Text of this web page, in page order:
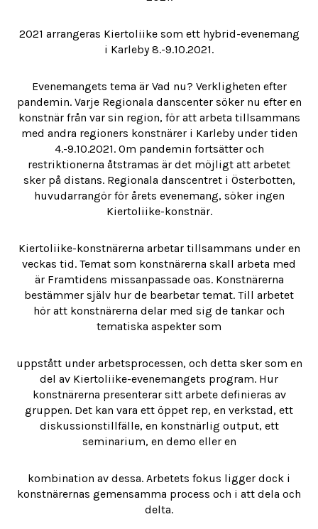
2021 arrangeras Kiertoliike som ett hybrid-evenemang
i Karleby 8.-9.10.2021.
Evenemangets tema är Vad nu? Verkligheten efter
pandemin. Varje Regionala danscenter söker nu efter en
konstnär från var sin region, för att arbeta tillsammans
med andra regioners konstnärer i Karleby under tiden
4.-9.10.2021. Om pandemin fortsätter och
restriktionerna åtstramas är det möjligt att arbetet
sker på distans. Regionala danscentret i Österbotten,
huvudarrangör för årets evenemang, söker ingen
Kiertoliike-konstnär.
Kiertoliike-konstnärerna arbetar tillsammans under en
veckas tid. Temat som konstnärerna skall arbeta med
är Framtidens missanpassade oas. Konstnärerna
bestämmer själv hur de bearbetar temat. Till arbetet
hör att konstnärerna delar med sig de tankar och
tematiska aspekter som
uppstått under arbetsprocessen, och detta sker som en
del av Kiertoliike-evenemangets program. Hur
konstnärerna presenterar sitt arbete definieras av
gruppen. Det kan vara ett öppet rep, en verkstad, ett
diskussionstillfälle, en konstnärlig output, ett
seminarium, en demo eller en
kombination av dessa. Arbetets fokus ligger dock i
konstnärernas gemensamma process och i att dela och
delta.